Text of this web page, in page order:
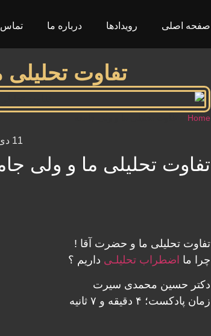
صفحه اصلی رویدادها درباره ما تماس
تفاوت
Home
11 دی 1403
تفاوت تحلیلی ما و ولی
تفاوت تحلیلی ما و حضرت آقا !
چرا ما اضطراب تحلیلـی داریم ؟
دکتر حسین محمدی سیرت
زمان پادکست؛ ۴ دقیقه و ۷ ثانیه